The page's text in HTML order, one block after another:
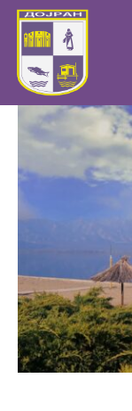
Почетна
Локална
Самоуправа
Новости
Проекти
Услуги
Финансии